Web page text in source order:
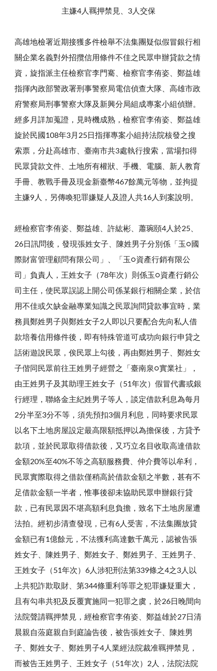
主嫌4人羈押禁見、3人交保
高雄地檢署近期接獲多件檢舉不法集團疑似假冒銀行相
關企業名義對外招攬信用條件不佳之民眾申辦貸款之情
資，旋指派主任檢察官李門騫、檢察官李侑姿、鄭益雄
指揮內政部警政署刑事警察局電信偵查大隊、高雄市政
府警察局刑事警察大隊及新興分局組成專案小組偵辦。
經多月詳加蒐證，見時機成熟，檢察官李侑姿、鄭益雄
旋於民國108年3月25日指揮專案小組持法院核發之搜
索票，分赴高雄市、臺南市共3處執行搜索，當場扣得
民眾貸款文件、土地所有權狀、手機、電腦、新人教育
手冊、教戰手冊及現金新臺幣467餘萬元等物，並拘提
主嫌9人，另傳喚犯罪嫌疑人及證人共16人到案說明。
經檢察官李侑姿、鄭益雄、許紘彬、蕭琬頤4人於25、
26日訊問後，發現張姓女子、陳姓男子分別係「玉○國
際財富管理顧問有限公司」、「玉○資產行銷有限公
司」負責人，王姓女子（78年次）則係玉○資產行銷公
司主任，使民眾誤認上開公司係某銀行相關企業，於信
用不佳或欠缺金融專業知識之民眾詢問貸款事宜時，業
務員鄭姓男子與鄭姓女子2人即以只要配合先向私人借
款培養信用條件後，即有特殊管道可成功向銀行申貸之
話術遊說民眾，俟民眾上勾後，再由鄭姓男子、鄭姓女
子偕同民眾前往王姓男子經營之「臺南泉○實業社」，
由王姓男子及其助理王姓女子（51年次）假冒代書或銀
行經理，聯絡金主紀姓男子等人，談定借款利息為每月
2分半至3分不等，須先預扣3個月利息，同時要求民眾
以名下土地房屋設定最高限額抵押以為擔保後，方貸予
款項，並於民眾取得借款後，又巧立名目收取高達借款
金額20%至40%不等之高額服務費、仲介費等以牟利，
民眾實際取得之借款僅稍高於借款金額之半數，甚有不
足借款金額一半者，惟事後卻未協助民眾申辦銀行貸
款，已有民眾因不堪高額利息負擔，致名下土地房屋遭
法拍。經初步清查發現，已有6人受害，不法集團放貸
金額已有1億餘元，不法獲利高達數千萬元，認被告張
姓女子、陳姓男子、鄭姓女子、鄭姓男子、王姓男子、
王姓女子（51年次）6人涉犯刑法第339條之4之3人以
上共犯詐欺取財、第344條重利等罪之犯罪嫌疑重大，
且有勾串共犯及反覆實施同一犯罪之虞，於26日晚間向
法院聲請羈押禁見，經檢察官李侑姿、鄭益雄於27日清
晨親自蒞庭親自到庭論告後，被告張姓女子、陳姓男
子、鄭姓女子、鄭姓男子4人業經法院裁准羈押禁見，
而被告王姓男子、王姓女子（51年次）2人，法院法院